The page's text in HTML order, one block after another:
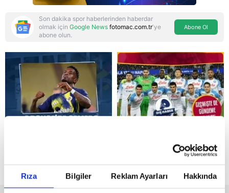
Rıza Bilgiler Reklam Ayarları Hakkında
Reddet
Son dakika spor haberlerinden haberdar
olmak için Google News fotomac.com.tr'ye
abone olun.
Abone Ol